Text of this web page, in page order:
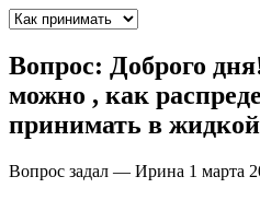
Вопрос: Доброго
можно , как
принимать в
Вопрос задал — Ирина 1 марта